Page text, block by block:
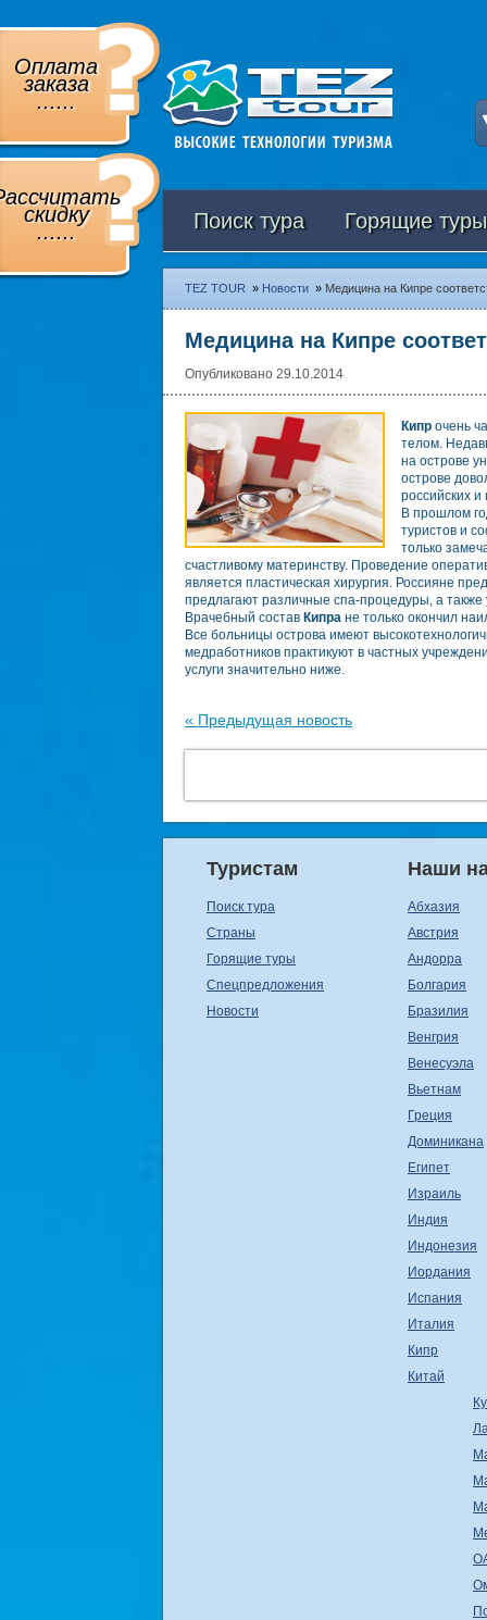
Оплата
заказа
......
скидку
...... Поиск тура Горящие туры
TEZ TOUR » Новости » Медицина на Кипре
Медицина на Кипре
Опубликовано 29.10.2014
Кипр очень
телом.
на острове
острове
российских
В прошлом
туристов и
только
счастливому материнству. Проведение
является пластическая хирургия. Россияне
предлагают различные спа-процедуры, а
Врачебный состав Кипра не только окончил
Все больницы острова имеют
медработников практикуют в частных
услуги значительно ниже.
« Предыдущая новость
Туристам
Поиск тура
Страны
Горящие туры
Спецпредложения
Новости
Наши
Абхазия
Австрия
Андорра
Болгария
Бразилия
Венгрия
Венесуэла
Вьетнам
Греция
Доминикана
Египет
Израиль
Индия
Индонезия
Иордания
Испания
Италия
Кипр
Китай